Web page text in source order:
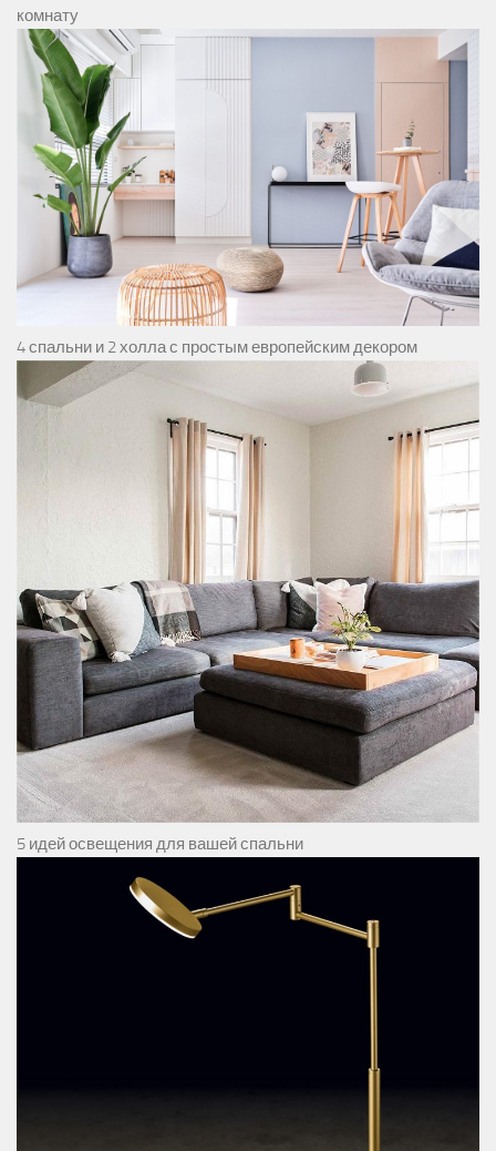
комнату
4 спальни и 2 холла с простым европейским декором
5 идей освещения для вашей спальни